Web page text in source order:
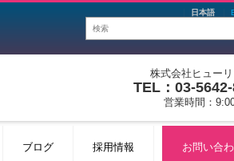
日本語
株式会社ヒュー
TEL：03-
営業時間：
ブログ 採用情報 お問い合